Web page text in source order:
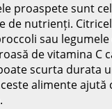
proaspete sunt
de nutrienți.
sau
de vitamina C
scurta durata
alimente ajută